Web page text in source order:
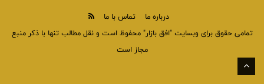
زنگ معاملات بورس امروز با حضور مدیران شرکت مخابرات ایران به صدا
مخابرات ایران در مسیر پوست‌اندازی و تحول تکنولوژیک قرار دارد
بازتاب مثبت سفر هیات ایرانی به پاکستان در رسانه‌های این کشور
درباره ما
تماس با ما
تمامی حقوق برای وبسایت "افق بازار" محفوظ است و نقل مطالب تنها با ذکر منبع
مجاز است